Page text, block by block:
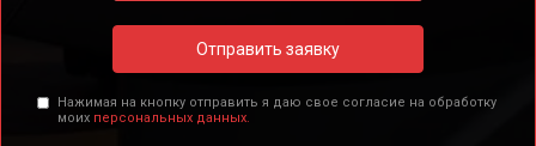
Отправить заявку
Нажимая на кнопку отправить я даю свое согласие на обработку
моих персональных данных.